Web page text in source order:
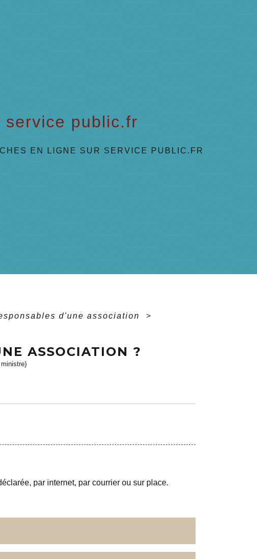
service public.fr
EN LIGNE SUR SERVICE PUBLIC.FR
d'une association
>
ASSOCIATION ?
par internet, par courrier ou sur place.